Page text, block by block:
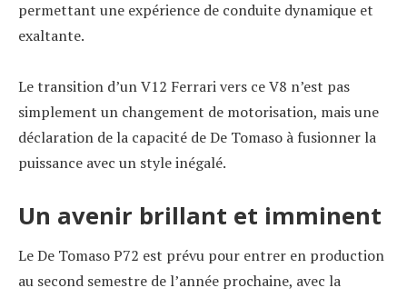
permettant une expérience de conduite dynamique et
exaltante.
Le transition d’un V12 Ferrari vers ce V8 n’est pas
simplement un changement de motorisation, mais une
déclaration de la capacité de De Tomaso à fusionner la
puissance avec un style inégalé.
Un avenir brillant et imminent
Le De Tomaso P72 est prévu pour entrer en production
au second semestre de l’année prochaine, avec la